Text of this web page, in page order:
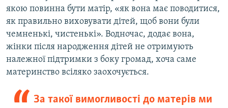
якою повинна бути матір, «як вона має поводитися,
як правильно виховувати дітей, щоб вони були
чемненькі, чистенькі». Водночас, додає вона,
жінки після народження дітей не отримують
належної підтримки з боку громад, хоча саме
материнство всіляко заохочується.
За такої вимогливості до матерів ми